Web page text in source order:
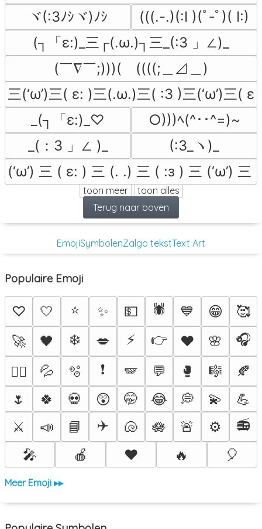
ヾ(:3ﾉｼヾ)ﾉｼ
(((.-.)(:I )(ﾟ‐ﾟ)( I:)
(┐「ε:)_三┌(.ω.)┐三_(:3 」∠)_
(￣∇￣;)))(　((((;＿⊿＿)
三(‘ω’)三( ε: )三(.ω.)三( :3 )三(‘ω’)三(
_(┐「ε:)_♡
○)))ﾍ(^･･^=)~
_(：3 」∠ )_
(:3_ヽ)_
(‘ω’) 三 ( ε: ) 三 (. .) 三 ( :з ) 三 (‘ω’)
toon meer
toon alles
Terug naar boven
EmojiSymbolenZalgo tekstText Art
Populaire Emoji
♡ 🤍 ⭐ ✨ 💵 🕷️ 💙 😁
🥰
🚀
🖤 ❄️ 💋 ⚡ 👉 ♥️ 🌸
🎧
❤️‍🔥
💦 🫧 ❗ 🪽 💬 🥊 🎼
🍂
🌷
🍀 💀 😲 🤭 😂 💭 💫
💪
⚔️
📣 📘 ✈️ 🐚 🪷 🚨 ⚙️
📻
🎤
🍎 ❤️ 🔥 🎈
Meer Emoji ▸▸